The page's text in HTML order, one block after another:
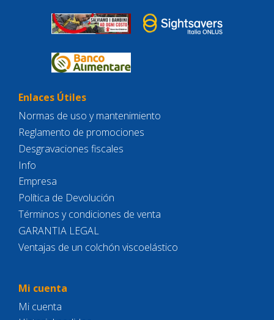
Enlaces Útiles
Normas de uso y mantenimiento
Reglamento de promociones
Desgravaciones fiscales
Info
Empresa
Política de Devolución
Términos y condiciones de venta
GARANTIA LEGAL
Ventajas de un colchón viscoelástico
Mi cuenta
Mi cuenta